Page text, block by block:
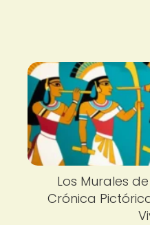
Los Murales
Crónica